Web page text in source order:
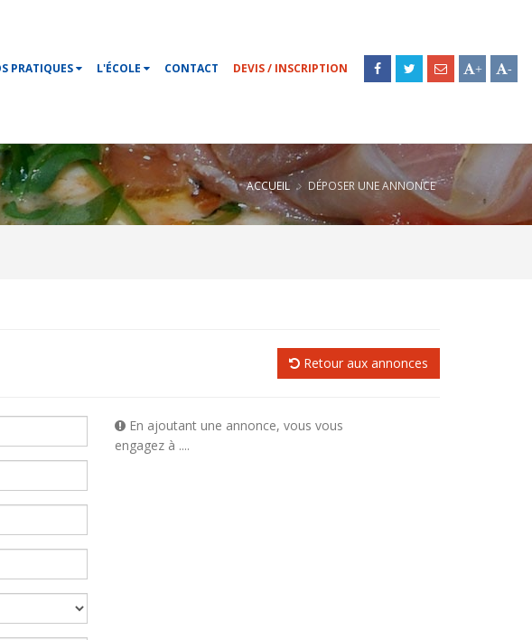
+ -
PRATIQUES L'ÉCOLE CONTACT DEVIS / INSCRIPTION
ACCUEIL DÉPOSER UNE ANNONCE
Retour aux annonces
En ajoutant une annonce, vous vous
engagez à ....